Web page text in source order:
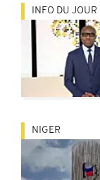
INFO DU JOUR
NIGER